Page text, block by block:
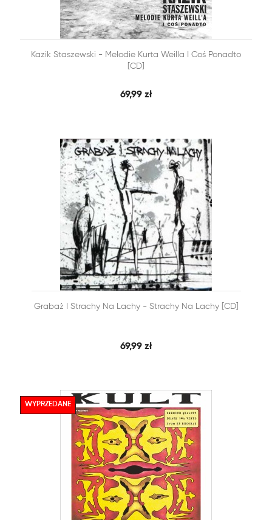
DODAJ DO KOSZYKA SZYBKI PODGLĄD
Kazik Staszewski - Melodie Kurta Weilla I Coś Ponadto
[CD]
69,99 zł
DODAJ DO KOSZYKA SZYBKI PODGLĄD
Grabaż I Strachy Na Lachy - Strachy Na Lachy [CD]
69,99 zł
WYPRZEDANE